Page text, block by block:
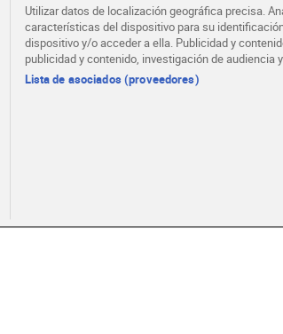
g
1,39 € (32,33 €/KILO)
Añadir
0,79 €
Utilizar datos de localización geográfica precisa.
características del dispositivo para su
dispositivo y/o acceder a ella. Publicidad y
publicidad y contenido, investigación de audiencia
Lista de asociados (proveedores)